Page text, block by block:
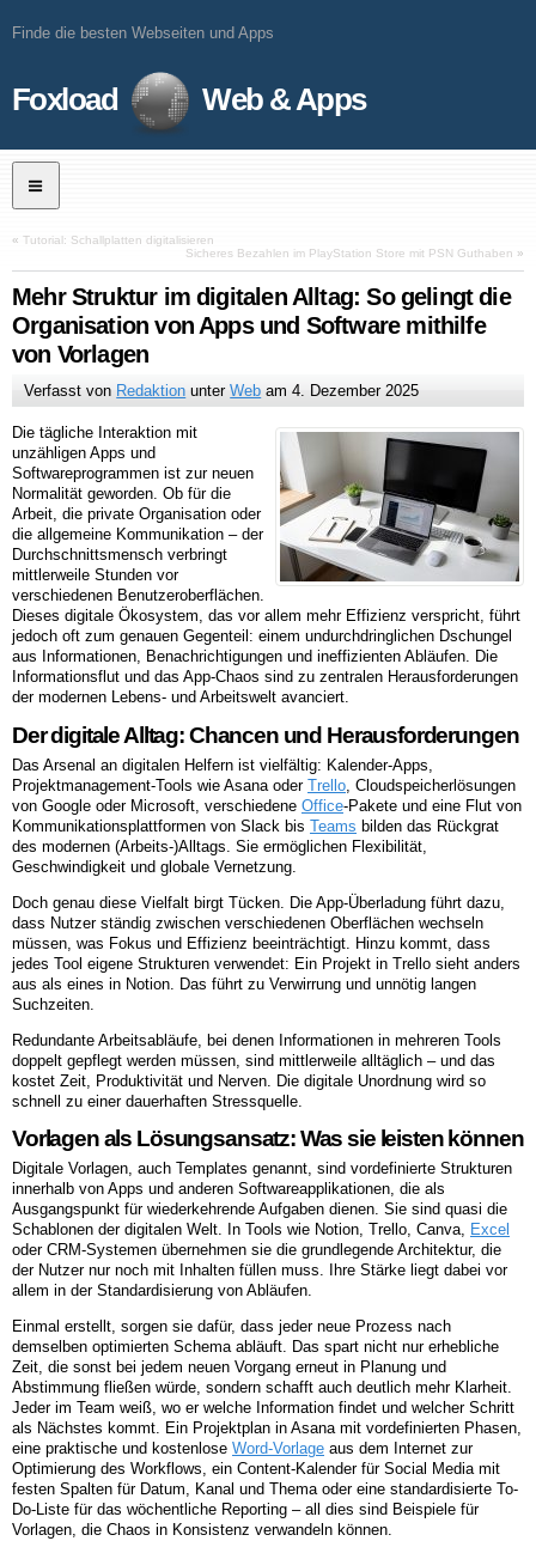
Finde die besten Webseiten und Apps
Foxload Web & Apps
« Tutorial: Schallplatten digitalisieren
Sicheres Bezahlen im PlayStation Store mit PSN Guthaben »
Mehr Struktur im digitalen Alltag: So gelingt die
Organisation von Apps und Software mithilfe
von Vorlagen
Verfasst von Redaktion unterWeb am4. Dezember 2025
Die tägliche Interaktion mit
unzähligen Apps und
Softwareprogrammen ist zur neuen
Normalität geworden. Ob für die
Arbeit, die private Organisation oder
die allgemeine Kommunikation – der
Durchschnittsmensch verbringt
mittlerweile Stunden vor
verschiedenen Benutzeroberflächen.
Dieses digitale Ökosystem, das vor allem mehr Effizienz verspricht, führt
jedoch oft zum genauen Gegenteil: einem undurchdringlichen Dschungel
aus Informationen, Benachrichtigungen und ineffizienten Abläufen. Die
Informationsflut und das App-Chaos sind zu zentralen Herausforderungen
der modernen Lebens- und Arbeitswelt avanciert.
Der digitale Alltag: Chancen und Herausforderungen
Das Arsenal an digitalen Helfern ist vielfältig: Kalender-Apps,
Projektmanagement-Tools wie Asana oder Trello , Cloudspeicherlösungen
von Google oder Microsoft, verschiedene Office-Pakete und eine Flut von
Kommunikationsplattformen von Slack bis Teams bilden das Rückgrat
des modernen (Arbeits-)Alltags. Sie ermöglichen Flexibilität,
Geschwindigkeit und globale Vernetzung.
Doch genau diese Vielfalt birgt Tücken. Die App-Überladung führt dazu,
dass Nutzer ständig zwischen verschiedenen Oberflächen wechseln
müssen, was Fokus und Effizienz beeinträchtigt. Hinzu kommt, dass
jedes Tool eigene Strukturen verwendet: Ein Projekt in Trello sieht anders
aus als eines in Notion. Das führt zu Verwirrung und unnötig langen
Suchzeiten.
Redundante Arbeitsabläufe, bei denen Informationen in mehreren Tools
doppelt gepflegt werden müssen, sind mittlerweile alltäglich – und das
kostet Zeit, Produktivität und Nerven. Die digitale Unordnung wird so
schnell zu einer dauerhaften Stressquelle.
Vorlagen als Lösungsansatz: Was sie leisten können
Digitale Vorlagen, auch Templates genannt, sind vordefinierte Strukturen
innerhalb von Apps und anderen Softwareapplikationen, die als
Ausgangspunkt für wiederkehrende Aufgaben dienen. Sie sind quasi die
Schablonen der digitalen Welt. In Tools wie Notion, Trello, Canva, Excel
oder CRM-Systemen übernehmen sie die grundlegende Architektur, die
der Nutzer nur noch mit Inhalten füllen muss. Ihre Stärke liegt dabei vor
allem in der Standardisierung von Abläufen.
Einmal erstellt, sorgen sie dafür, dass jeder neue Prozess nach
demselben optimierten Schema abläuft. Das spart nicht nur erhebliche
Zeit, die sonst bei jedem neuen Vorgang erneut in Planung und
Abstimmung fließen würde, sondern schafft auch deutlich mehr Klarheit.
Jeder im Team weiß, wo er welche Information findet und welcher Schritt
als Nächstes kommt. Ein Projektplan in Asana mit vordefinierten Phasen,
eine praktische und kostenlose Word-Vorlage aus dem Internet zur
Optimierung des Workflows, ein Content-Kalender für Social Media mit
festen Spalten für Datum, Kanal und Thema oder eine standardisierte To-
Do-Liste für das wöchentliche Reporting – all dies sind Beispiele für
Vorlagen, die Chaos in Konsistenz verwandeln können.